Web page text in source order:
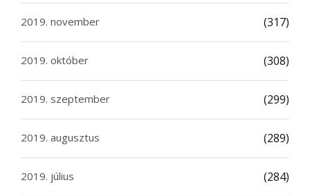
2019. november (317)
2019. október (308)
2019. szeptember (299)
2019. augusztus (289)
2019. július (284)